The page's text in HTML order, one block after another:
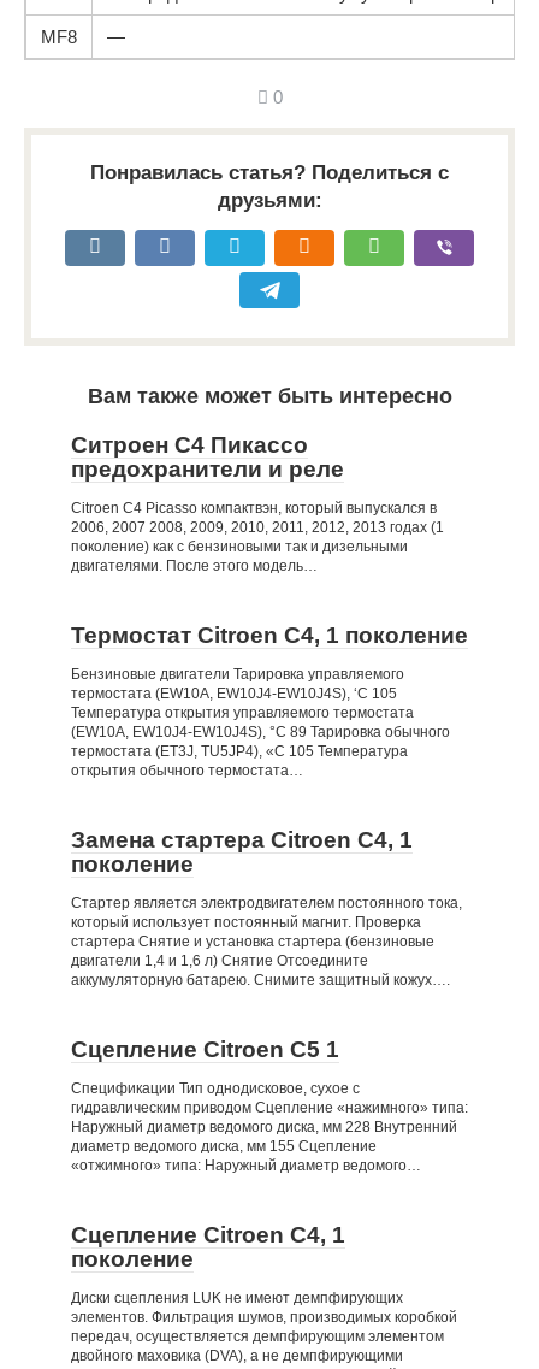
MF8 —
0
Понравилась статья? Поделиться с
друзьями:
Вам также может быть интересно
Ситроен С4 Пикассо
предохранители и реле
Citroen C4 Picasso компактвэн, который выпускался в
2006, 2007 2008, 2009, 2010, 2011, 2012, 2013 годах (1
поколение) как с бензиновыми так и дизельными
двигателями. После этого модель…
Термостат Citroen C4, 1 поколение
Бензиновые двигатели Тарировка управляемого
термостата (EW10A, EW10J4-EW10J4S), ‘С 105
Температура открытия управляемого термостата
(EW10A, EW10J4-EW10J4S), °С 89 Тарировка обычного
термостата (ET3J, TU5JP4), «С 105 Температура
открытия обычного термостата…
Замена стартера Citroen C4, 1
поколение
Стартер является электродвигателем постоянного тока,
который использует постоянный магнит. Проверка
стартера Снятие и установка стартера (бензиновые
двигатели 1,4 и 1,6 л) Снятие Отсоедините
аккумуляторную батарею. Снимите защитный кожух….
Сцепление Citroen C5 1
Спецификации Тип однодисковое, сухое с
гидравлическим приводом Сцепление «нажимного» типа:
Наружный диаметр ведомого диска, мм 228 Внутренний
диаметр ведомого диска, мм 155 Сцепление
«отжимного» типа: Наружный диаметр ведомого…
Сцепление Citroen C4, 1
поколение
Диски сцепления LUK не имеют демпфирующих
элементов. Фильтрация шумов, производимых коробкой
передач, осуществляется демпфирующим элементом
двойного маховика (DVA), а не демпфирующими